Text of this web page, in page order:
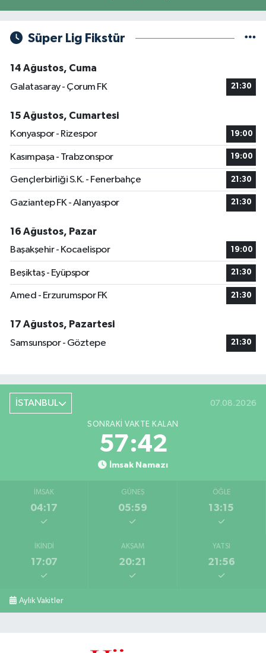
Süper Lig Fikstür
14 Ağustos, Cuma
Galatasaray - Çorum FK
21:30
15 Ağustos, Cumartesi
Konyaspor - Rizespor
19:00
Kasımpaşa - Trabzonspor 19:00
Gençlerbirliği S.K. - Fenerbahçe 21:30
Gaziantep FK - Alanyaspor 21:30
16 Ağustos, Pazar
Başakşehir - Kocaelispor
19:00
Beşiktaş - Eyüpspor 21:30
Amed - Erzurumspor FK 21:30
17 Ağustos, Pazartesi
Samsunspor - Göztepe
21:30
İSTANBUL 07.08.2026
SONRAKI VAKTE KALAN
57:41
İmsak Namazı
İMSAK
04:17
GÜNEŞ
05:59
ÖĞLE
13:15
İKINDI
17:07
AKŞAM
20:21
YATSI
21:56
Aylık Vakitler